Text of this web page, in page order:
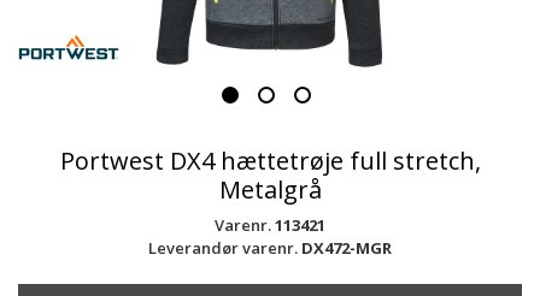
Portwest DX4 hættetrøje full stretch,
Metalgrå
Varenr.113421
Leverandør varenr. DX472-MGR